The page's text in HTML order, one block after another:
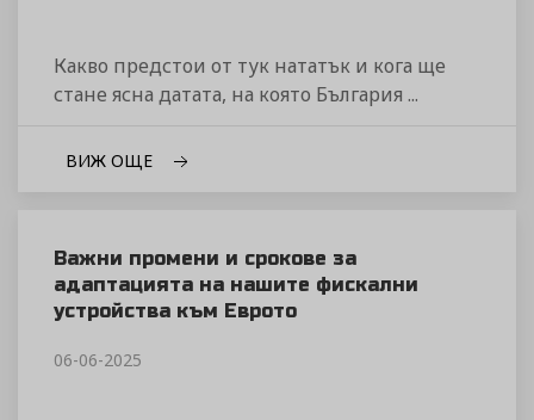
Какво предстои от тук нататък и кога ще
стане ясна датата, на която България ...
ВИЖ ОЩЕ
Важни промени и срокове за
адаптацията на нашите фискални
устройства към Еврото
06-06-2025